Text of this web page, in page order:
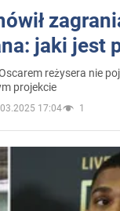
jaki jest
reżysera nie
projekcie
17:04 1